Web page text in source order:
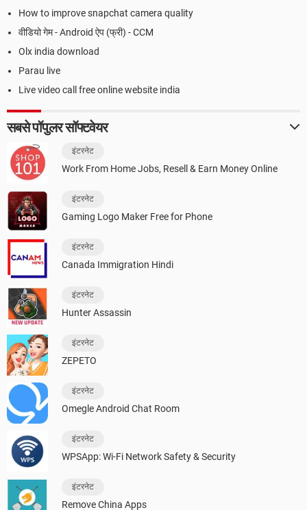
How to improve snapchat camera quality
वीडियो गेम - Android ऐप (फ्री) - CCM
Olx india download
Parau live
Live video call free online website india
सबसे पॉपुलर सॉफ्टवेयर
इंटरनेट
Work From Home Jobs, Resell & Earn Money Online
इंटरनेट
Gaming Logo Maker Free for Phone
इंटरनेट
Canada Immigration Hindi
इंटरनेट
Hunter Assassin
इंटरनेट
ZEPETO
इंटरनेट
Omegle Android Chat Room
इंटरनेट
WPSApp: Wi-Fi Network Safety & Security
इंटरनेट
Remove China Apps